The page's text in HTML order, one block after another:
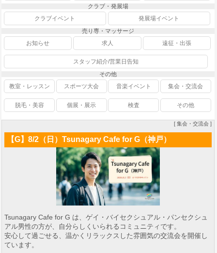
クラブ・発展場
クラブイベント
発展場イベント
売り専・マッサージ
お知らせ
求人 遠征・出張
スタッフ紹介/営業日告知
その他
教室・レッスン
スポーツ大会 音楽イベント 集会・交流会
脱毛・美容 個展・展示 検査 その他
[ 集会・交流会 ]
【G】8/2（日）Tsunagary Cafe for G（神戸）
Tsunagary Cafe for G は、ゲイ・バイセクシュアル・パンセクシュ
アル男性の方が、自分らしくいられるコミュニティです。
安心して過ごせる、温かくリラックスした雰囲気の交流会を開催し
ています。